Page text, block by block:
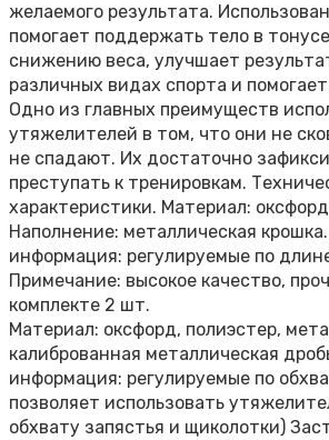
желаемого результата.
помогает поддержать тело в
снижению веса, улучшает
различных видах спорта и
Одно из главных преимуществ
утяжелителей в том, что они не
не спадают. Их достаточно
преступать к тренировкам.
характеристики. Материал:
Наполнение: металлическая
информация: регулируемые по
Примечание: высокое качество,
комплекте 2 шт.
Материал: оксфорд, полиэстер,
калиброванная металлическая
информация: регулируемые по
позволяет использовать
обхвату запястья и щиколотки)